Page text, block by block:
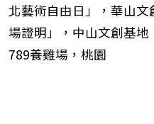
北藝術自由日」，華
場證明」，中山文創基
789養雞場，桃園